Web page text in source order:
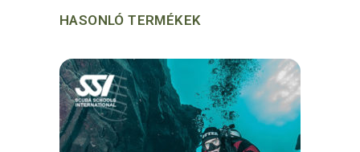
HASONLÓ TERMÉKEK